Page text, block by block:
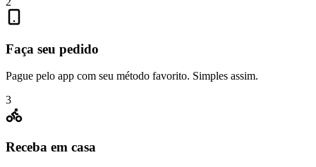
Faça seu pedido
Pague pelo app com seu método favorito. Simples assim.
3
Receba em casa